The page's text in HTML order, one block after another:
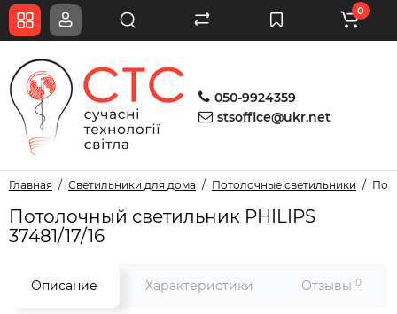
050-9924359
stsoffice@ukr.net
0
Главная Светильники для дома Потолочные светильники
Потолочный светильник PHILIPS
37481/17/16
Описание Характеристики Отзывы 0